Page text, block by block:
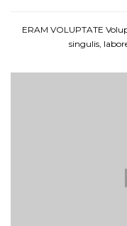
ERAM VOLUPTATE
singulis,